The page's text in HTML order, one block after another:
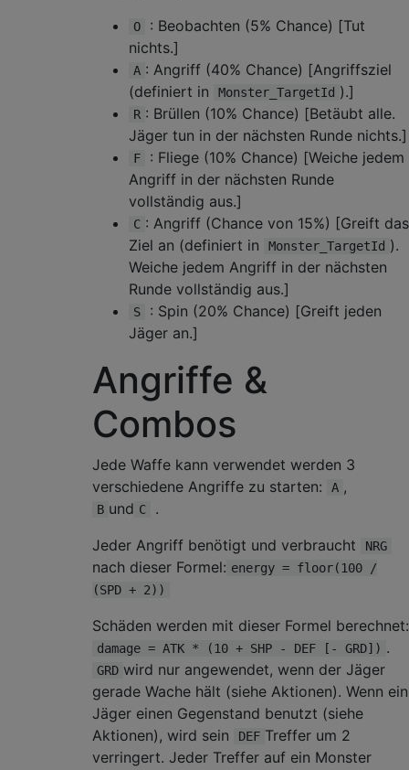
O
: Beobachten (5% Chance) [Tut
nichts.]
A : Angriff (40% Chance) [Angriffsziel
(definiert in
Monster_TargetId ).]
R : Brüllen (10% Chance) [Betäubt alle.
Jäger tun in der nächsten Runde nichts.]
F
: Fliege (10% Chance) [Weiche jedem
Angriff in der nächsten Runde
vollständig aus.]
C : Angriff (Chance von 15%) [Greift das
Ziel an (definiert in
Monster_TargetId ).
Weiche jedem Angriff in der nächsten
Runde vollständig aus.]
S
: Spin (20% Chance) [Greift jeden
Jäger an.]
Angriffe &
Combos
Jede Waffe kann verwendet werden 3
verschiedene Angriffe zu starten:
A ,
B und C
.
Jeder Angriff benötigt und verbraucht
NRG
nach dieser Formel: energy = floor(100 /
(SPD + 2))
Schäden werden mit dieser Formel berechnet:
damage = ATK * (10 + SHP - DEF [- GRD]) .
GRD wird nur angewendet, wenn der Jäger
gerade Wache hält (siehe Aktionen). Wenn ein
Jäger einen Gegenstand benutzt (siehe
Aktionen), wird sein
DEF Treffer um 2
verringert. Jeder Treffer auf ein Monster